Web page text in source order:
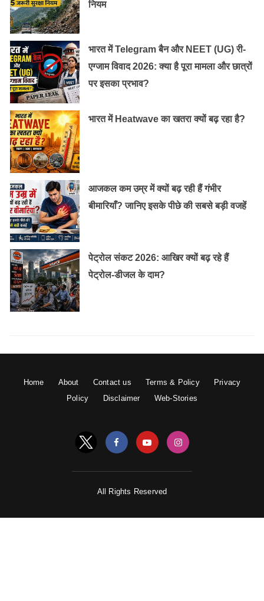
नियम
भारत में Telegram बैन और NEET (UG) री-
एग्जाम विवाद 2026: क्या है पूरा मामला और छात्रों
पर इसका प्रभाव?
भारत में Heatwave का खतरा क्यों बढ़ रहा है?
आजकल कम उम्र में क्यों बढ़ रही हैं गंभीर
बीमारियाँ? जानिए इसके पीछे की सबसे बड़ी वजहें
पेट्रोल संकट 2026: आखिर क्यों बढ़ रहे हैं
पेट्रोल-डीजल के दाम?
Home About Contact us Terms & Policy
Privacy
Policy
Disclaimer Web-Stories
All Rights Reserved